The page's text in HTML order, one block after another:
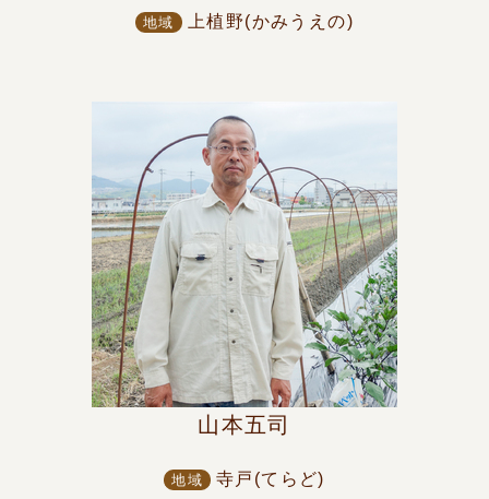
地域 上植野(かみうえの)
山本五司
地域 寺戸(てらど)